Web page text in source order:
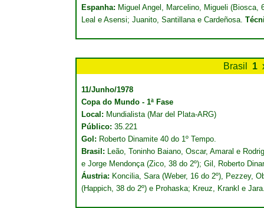
Espanha: Miguel Angel, Marcelino, Migueli (Biosca,
Leal e Asensi; Juanito, Santillana e Cardeñosa.
Brasil 1
11/Junho/1978
Copa do Mundo - 1ª Fase
Local: Mundialista (Mar del Plata-ARG)
Público: 35.221
Gol: Roberto Dinamite 40 do 1º Tempo.
Brasil: Leão, Toninho Baiano, Oscar, Amaral e
e Jorge Mendonça (Zico, 38 do 2º); Gil, Roberto
Áustria: Koncilia, Sara (Weber, 16 do 2º), Pezzey,
(Happich, 38 do 2º) e Prohaska; Kreuz, Krankl e